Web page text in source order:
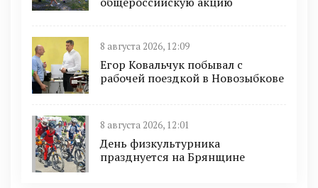
8 августа 2026, 12:09
Егор Ковальчук побывал с
рабочей поездкой в Новозыбкове
8 августа 2026, 12:01
День физкультурника
празднуется на Брянщине